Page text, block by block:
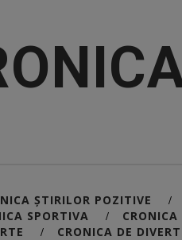
ȘTIRILOR POZITIVE /
SPORTIVA /
/ CRONICA DE